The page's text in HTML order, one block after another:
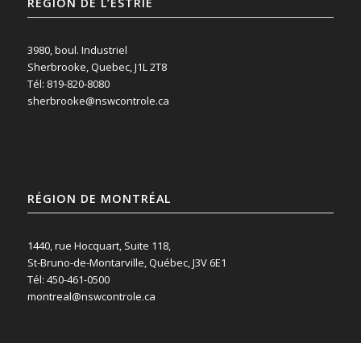
3980, boul. Industriel
Sherbrooke, Quebec, J1L 2T8
Tél: 819-820-8080
sherbrooke@nswcontrole.ca
RÉGION DE MONTRÉAL
1440, rue Hocquart, Suite 118,
St-Bruno-de-Montarville, Québec, J3V 6E1
Tél: 450-461-0500
montreal@nswcontrole.ca